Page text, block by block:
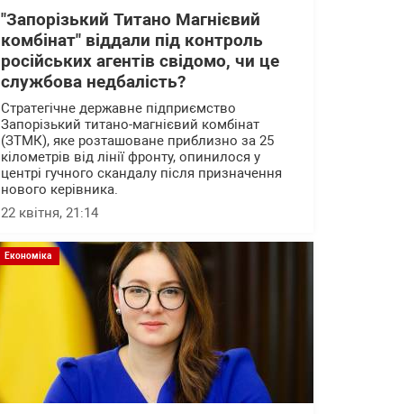
"Запорізький Титано Магнієвий
комбінат" віддали під контроль
російських агентів свідомо, чи це
службова недбалість?
Стратегічне державне підприємство
Запорізький титано-магнієвий комбінат
(ЗТМК), яке розташоване приблизно за 25
кілометрів від лінії фронту, опинилося у
центрі гучного скандалу після призначення
нового керівника.
22 квітня, 21:14
Економіка